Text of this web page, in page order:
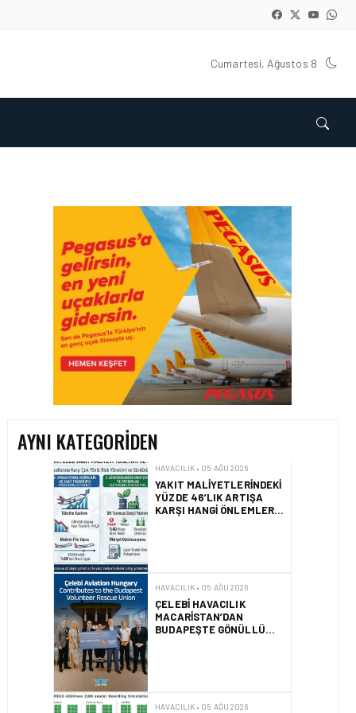
Cumartesi, Ağustos 8
AYNI KATEGORIDEN
HAVACILIK • 06 AĞU 2026
HITIT BILIŞIM 500’DE
SEKTÖREL YAZILIM
BIRINCISI
HAVACILIK • 05 AĞU 2026
YAKIT MALIYETLERINDEKI
YÜZDE 46’LIK ARTIŞA
KARŞI HANGI ÖNLEMLER
ALINIYOR?
ÇELEBI HAVACILIK
MACARISTAN’DAN
BUDAPEŞTE GÖNÜLLÜ
KURTARMA BIRLIĞI’NE
AIRBUS A320NEO
UÇAKLARINDA YOLCU
BINIŞ SÜREÇLERI
SIMÜLASYONLA TEST